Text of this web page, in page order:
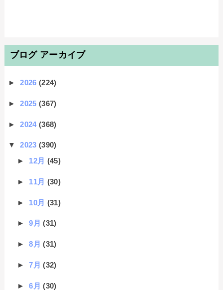
ブログ アーカイブ
►2026(224)
►2025(367)
►2024(368)
▼2023(390)
► 12月 (45)
► 11月 (30)
► 10月 (31)
►9月(31)
►8月(31)
►7月(32)
►6月(30)